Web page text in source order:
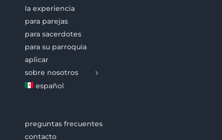
la experiencia
para parejas
para sacerdotes
para su parroquia
aplicar
sobre nosotros
español
preguntas frecuentes
contacto